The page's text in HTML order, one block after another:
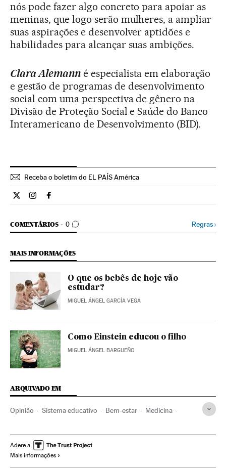
nós pode fazer algo concreto para apoiar as
meninas, que logo serão mulheres, a ampliar
suas aspirações e desenvolver aptidões e
habilidades para alcançar suas ambições.
Clara Alemanné especialista em elaboração
e gestão de programas de desenvolvimento
social com uma perspectiva de gênero na
Divisão de Proteção Social e Saúde do Banco
Interamericano de Desenvolvimento (BID).
Receba o boletim do EL PAÍS América
Estilo El País Brasil en Twitter
Estilo El País Brasil en Instagram
Estilo El País Brasil en Facebook
COMENTÁRIOS 0
COMENTÁRIOS Regras›
MAIS INFORMAÇÕES
O que os bebês de hoje vão
estudar?
MIGUEL ÁNGEL GARCÍA VEGA
Como Einstein educou o filho
MIGUEL ÁNGEL BARGUEÑO
ARQUIVADO EM
Opinião Sistema educativo Bem-estar Medicina
Problemas sociais Sociedade
Adere a
Mais informações